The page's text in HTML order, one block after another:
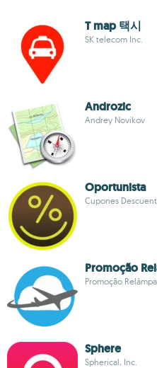
T map 택시
SK telecom Inc.
Androzic
Andrey Novikov
Oportunista
Cupones
Promoção
Promoção
Sphere
Spherical, Inc.